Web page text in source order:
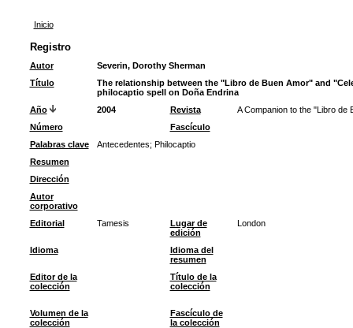
Inicio
Registro
Autor
Severin, Dorothy Sherman
Título
The relationship between the "Libro de Buen Amor" and
philocaptio spell on Doña Endrina
Año
2004 Revista
A Companion to the "Libro de
Número
Fascículo
Palabras clave
Antecedentes; Philocaptio
Resumen
Dirección
Autor
corporativo
Editorial
Tamesis
Lugar de
edición
London
Idioma
Idioma del
resumen
Editor de la
colección
Título de la
colección
Volumen de la
colección
Fascículo de
la colección